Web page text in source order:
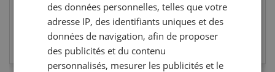
EN SAVOIR PLUS
des données personnelles, telles que votre
adresse IP, des identifiants uniques et des
données de navigation, afin de proposer
des publicités et du contenu
personnalisés, mesurer les publicités et le